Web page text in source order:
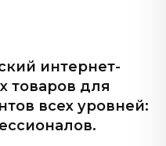
интернет-
товаров для
всех уровней: